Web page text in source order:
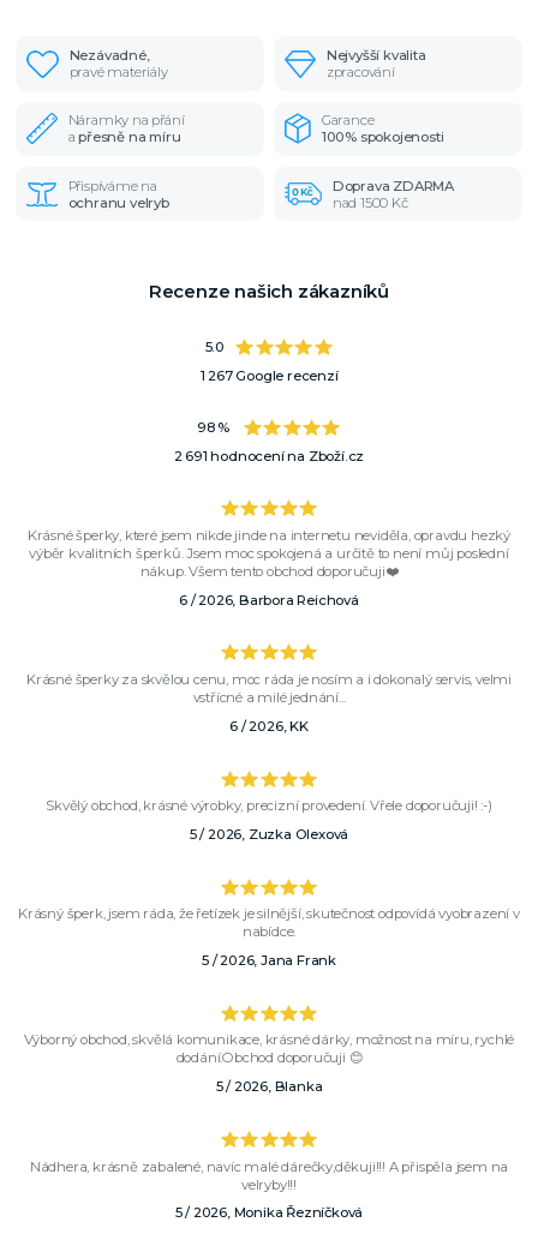
Nezávadné,
pravé materiály
Nejvyšší kvalita
zpracování
Náramky na přání
apřesně na míru
Garance
100% spokojenosti
Přispíváme na
ochranu velryb
Doprava ZDARMA
nad 1500 Kč
Recenze našich zákazníků
5.0
1 267 Google recenzí
98 %
2 691 hodnocení na Zboží.cz
Krásné šperky, které jsem nikde jinde na internetu neviděla, opravdu hezký
výběr kvalitních šperků. Jsem moc spokojená a určitě to není můj poslední
nákup. Všem tento obchod doporučuji❤️
6 / 2026, Barbora Reichová
Krásné šperky za skvělou cenu, moc ráda je nosím a i dokonalý servis, velmi
vstřícné a milé jednání...
6 / 2026, KK
Skvělý obchod, krásné výrobky, precizní provedení. Vřele doporučuji! :-)
5 / 2026, Zuzka Olexová
Krásný šperk, jsem ráda, že řetízek je silnější, skutečnost odpovídá vyobrazení v
nabídce.
5 / 2026, Jana Frank
Výborný obchod, skvělá komunikace, krásné dárky, možnost na míru, rychlé
dodání.Obchod doporučuji 😊
5 / 2026, Blanka
Nádhera, krásně zabalené, navíc malé dárečky,děkuji!!! A přispěla jsem na
velryby!!!
5 / 2026, Monika Řezníčková